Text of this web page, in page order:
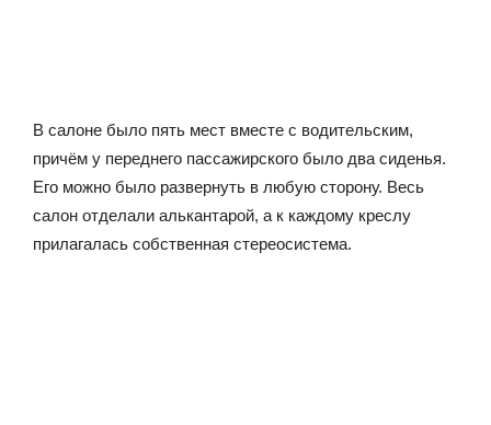
В салоне было пять мест вместе с водительским,
причём у переднего пассажирского было два сиденья.
Его можно было развернуть в любую сторону. Весь
салон отделали алькантарой, а к каждому креслу
прилагалась собственная стереосистема.